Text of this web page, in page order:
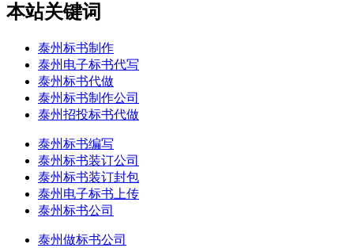
本站关键词
泰州标书制作
泰州电子标书代写
泰州标书代做
泰州标书制作公司
泰州招投标书代做
泰州标书编写
泰州标书装订公司
泰州标书装订封包
泰州电子标书上传
泰州标书公司
泰州做标书公司